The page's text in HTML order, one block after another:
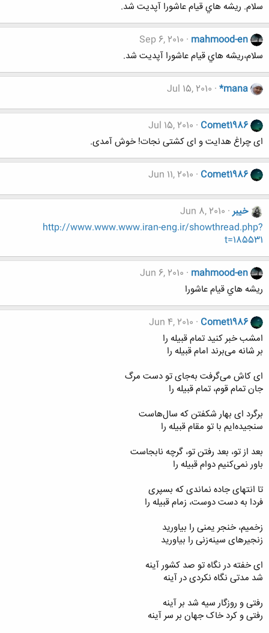
سلام. ريشه هاي قيام عاشورا آپديت شد.
mahmood-en
Sep 6, 2010
سلام،ريشه هاي قيام عاشورا آپديت شد.
*mana
Jul 15, 2010
Comet1986
Jul 15, 2010
ای چراغ هدایت و ای کشتی نجات! خوش آمدی.
Comet1986
Jun 11, 2010
خيبر Jun 8, 2010
http://www.www.www.iran-eng.ir/showthread.php?
t=185531
mahmood-en
Jun 6, 2010
ريشه هاي قيام عاشورا
Comet1986
Jun 4, 2010
امشب خبر کنید تمام قبیله را
بر شانه می‌برند امام قبیله را
ای کاش می‌گرفت به‌جای تو دست مرگ
جان تمام قوم، تمام قبیله را
برگرد ای بهار شکفتن که سال‌هاست
سنجیده‌ایم با تو مقام قبیله را
بعد از تو، بعد رفتن تو، گرچه نابجاست
باور نمی‌کنیم دوام قبیله را
تا انتهای جاده نماندی که بسپری
فردا به دست دوست، زمام قبیله را
زخمیم، خنجر یمنی را بیاورید
زنجیرهای سینه‌زنی را بیاورید
ای خفته در نگاه تو صد کشور آینه
شد مدتی نگاه نکردی در آینه
رفتی و روزگار سیه شد بر آینه
رفتی و کرد خاک جهان بر سر آینه